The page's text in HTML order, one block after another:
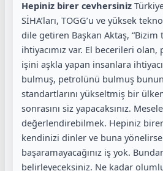
Hepiniz birer cevhersiniz
SİHA’ları, TOGG’u ve yüksek
dile getiren Başkan Aktaş,
ihtiyacımız var. El becerileri
işini aşkla yapan insanlara
bulmuş, petrolünü bulmuş
standartlarını yükseltmiş bir
sonrasını siz yapacaksınız.
değerlendirebilmek. Hepiniz
kendinizi dinler ve buna
başaramayacağınız iş yok.
belirleyeceksiniz. Ne kadar